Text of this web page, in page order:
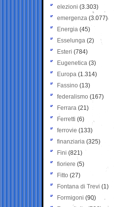
elezioni (3.303)
emergenza (3.077)
Energia (45)
Esselunga (2)
Esteri (784)
Eugenetica (3)
Europa (1.314)
Fassino (13)
federalismo (167)
Ferrara (21)
Ferretti (6)
ferrovie (133)
finanziaria (325)
Fini (821)
fioriere (5)
Fitto (27)
Fontana di Trevi (1)
Formigoni (90)